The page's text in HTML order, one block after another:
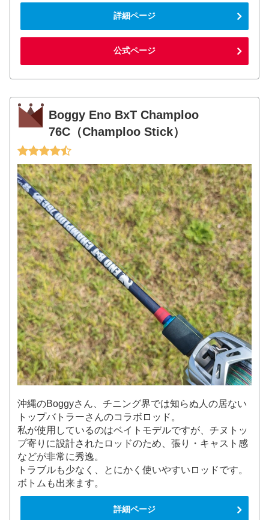
詳細ページ
公式ページ
Boggy Eno BxT Champloo
76C（Champloo Stick）
沖縄のBoggyさん、チニング界では知らぬ人の居ない
トップバトラーさんのコラボロッド。
私が使用しているのはベイトモデルですが、チヌトッ
プ寄りに設計されたロッドのため、張り・キャスト感
などが非常に秀逸。
トラブルも少なく、とにかく使いやすいロッドです。
ボトムも出来ます。
詳細ページ